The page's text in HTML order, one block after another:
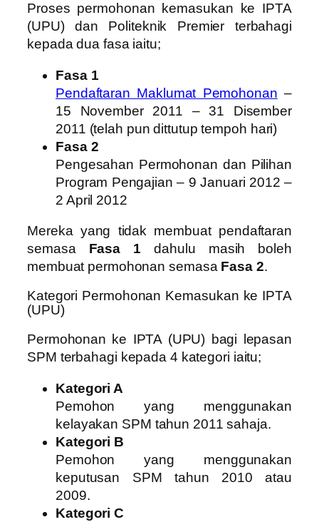
Proses permohonan kemasukan ke IPTA
(UPU) dan Politeknik Premier terbahagi
kepada dua fasa iaitu;
Fasa 1
Pendaftaran Maklumat Pemohonan –
15 November 2011 – 31 Disember
2011 (telah pun dittutup tempoh hari)
Fasa 2
Pengesahan Permohonan dan Pilihan
Program Pengajian – 9 Januari 2012 –
2 April 2012
Mereka yang tidak membuat pendaftaran
semasa Fasa 1 dahulu masih boleh
membuat permohonan semasa Fasa 2.
Kategori Permohonan Kemasukan ke IPTA
(UPU)
Permohonan ke IPTA (UPU) bagi lepasan
SPM terbahagi kepada 4 kategori iaitu;
Kategori A
Pemohon yang menggunakan
kelayakan SPM tahun 2011 sahaja.
Kategori B
Pemohon yang menggunakan
keputusan SPM tahun 2010 atau
2009.
Kategori C